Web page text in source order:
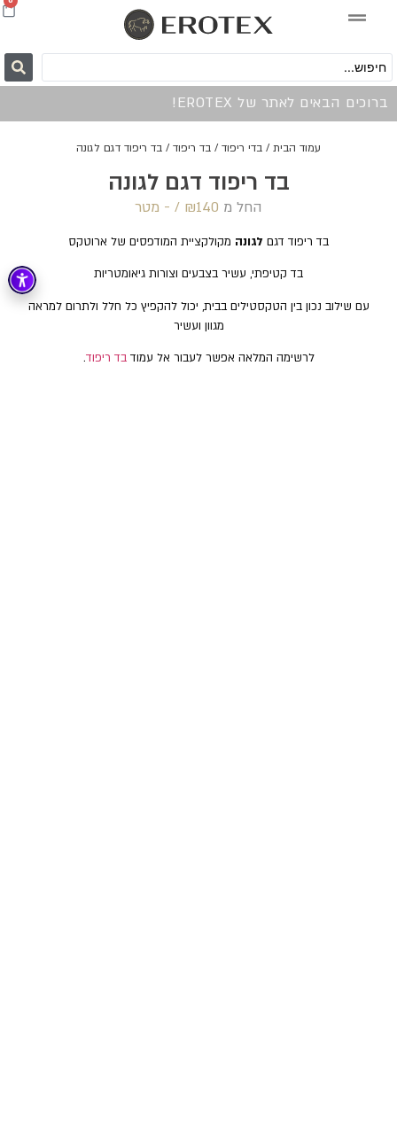
ברוכים הבאים לאתר של EROTEX!
עמוד הבית / בדי ריפוד / בד ריפוד / בד ריפוד דגם לגונה
בד ריפוד דגם לגונה
החל מ ₪140 /‏‏‎ ‎- מטר
בד ריפוד דגם לגונה מקולקציית המודפסים של ארוטקס
בד קטיפתי, עשיר בצבעים וצורות גיאומטריות
עם שילוב נכון בין הטקסטילים בבית, יכול להקפיץ כל חלל ולתרום למראה
מגוון ועשיר
לרשימה המלאה אפשר לעבור אל עמודבד ריפוד.